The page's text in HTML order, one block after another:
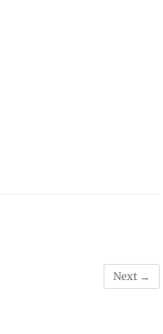
Next →